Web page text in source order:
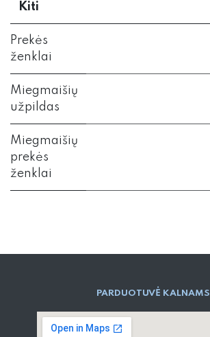
Kiti
Prekės
ženklai
Miegmaišių
užpildas
Miegmaišių
prekės
ženklai
PARD​UOTUVĖ​ KALNAMS